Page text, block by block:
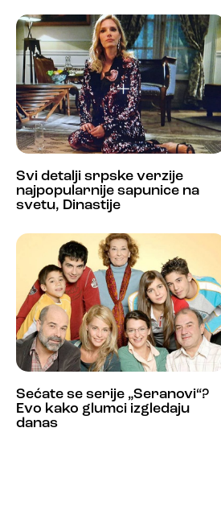
Svi detalji srpske verzije
najpopularnije sapunice na
svetu, Dinastije
Sećate se serije „Seranovi“?
Evo kako glumci izgledaju
danas